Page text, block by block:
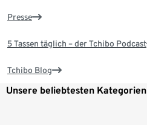
Presse
5 Tassen täglich – der Tchibo Podcast
Tchibo Blog
Unsere beliebtesten Kategorien